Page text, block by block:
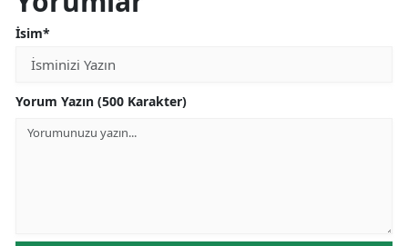
İsim*
Yorum Yazın (500 Karakter)